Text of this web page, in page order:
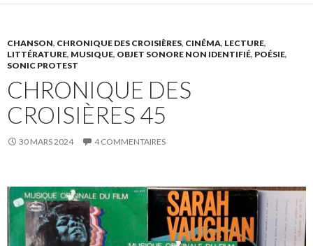
CHANSON, CHRONIQUE DES CROISIÈRES, CINÉMA, LECTURE,
LITTÉRATURE, MUSIQUE, OBJET SONORE NON IDENTIFIÉ, POÉSIE,
SONIC PROTEST
CHRONIQUE DES
CROISIÈRES 45
30 MARS 2024 4 COMMENTAIRES